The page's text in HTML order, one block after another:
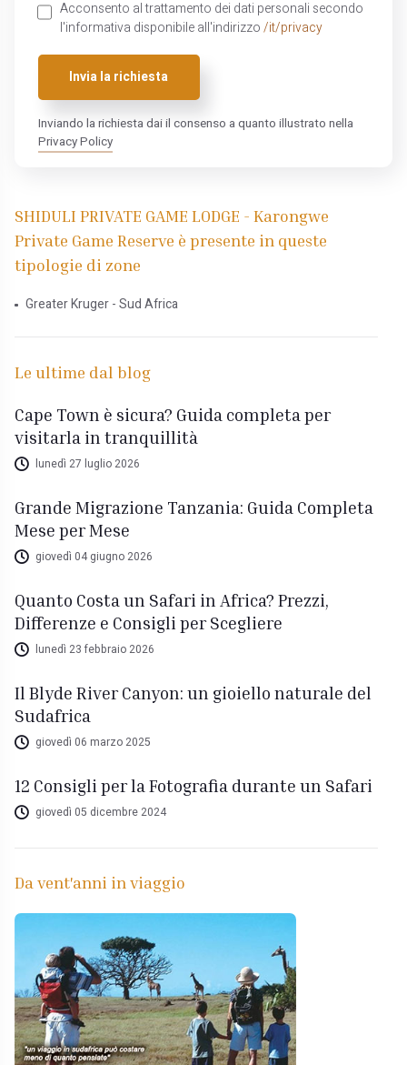
Acconsento al trattamento dei dati personali secondo
l'informativa disponibile all'indirizzo /it/privacy
Invia la richiesta
Inviando la richiesta dai il consenso a quanto illustrato nella
Privacy Policy
SHIDULI PRIVATE GAME LODGE - Karongwe
Private Game Reserve è presente in queste
tipologie di zone
Greater Kruger - Sud Africa
Le ultime dal blog
Cape Town è sicura? Guida completa per
visitarla in tranquillità
lunedì 27 luglio 2026
Grande Migrazione Tanzania: Guida Completa
Mese per Mese
giovedì 04 giugno 2026
Quanto Costa un Safari in Africa? Prezzi,
Differenze e Consigli per Scegliere
lunedì 23 febbraio 2026
Il Blyde River Canyon: un gioiello naturale del
Sudafrica
giovedì 06 marzo 2025
12 Consigli per la Fotografia durante un Safari
giovedì 05 dicembre 2024
Da vent'anni in viaggio